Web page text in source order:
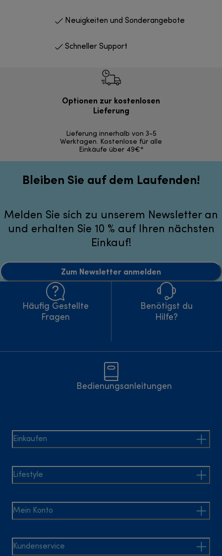
Neuigkeiten und Sonderangebote
Schneller Support
Optionen zur kostenlosen
Lieferung
Lieferung innerhalb von 3-5
Werktagen. Kostenlose für alle
Einkäufe über 49€*
Bleiben Sie auf dem Laufenden!
Melden Sie sich zu unserem Newsletter an
und erhalten Sie 10 % auf Ihren nächsten
Einkauf!
Zum Newsletter anmelden
Häufig Gestellte
Fragen
Benötigst du
Hilfe?
Bedienungsanleitungen
Einkaufen
Lifestyle
Mein Konto
Kundenservice